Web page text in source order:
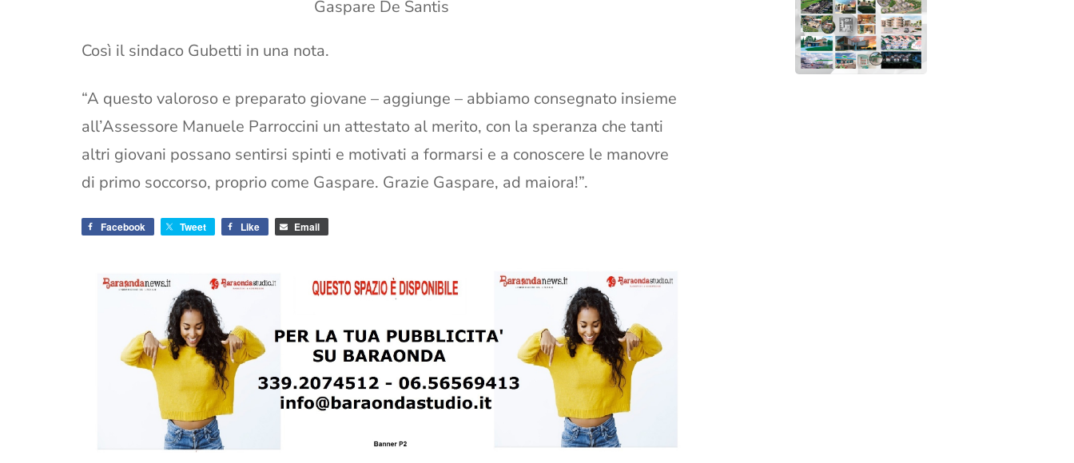
Gaspare De Santis
Così il sindaco Gubetti in una nota.
“A questo valoroso e preparato giovane – aggiunge – abbiamo consegnato insieme
all’Assessore Manuele Parroccini un attestato al merito, con la speranza che tanti
altri giovani possano sentirsi spinti e motivati a formarsi e a conoscere le manovre
di primo soccorso, proprio come Gaspare. Grazie Gaspare, ad maiora!”.
Facebook Tweet Like Email